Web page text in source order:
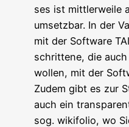
ses ist mitt­ler­wei­le
umsetz­bar. In der
mit der Soft­ware
schrit­te­ne, die
wol­len, mit der
Zudem gibt es zur
auch ein
sog. wiki­fo­lio, wo